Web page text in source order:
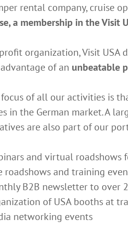
rental company, cruise
a membership in the Visit
organization, Visit
of an unbeatable
of all our activities is
in the German market. A
are also part of our
and virtual roadshows
and training
B2B newsletter to over
of USA booths at
networking events